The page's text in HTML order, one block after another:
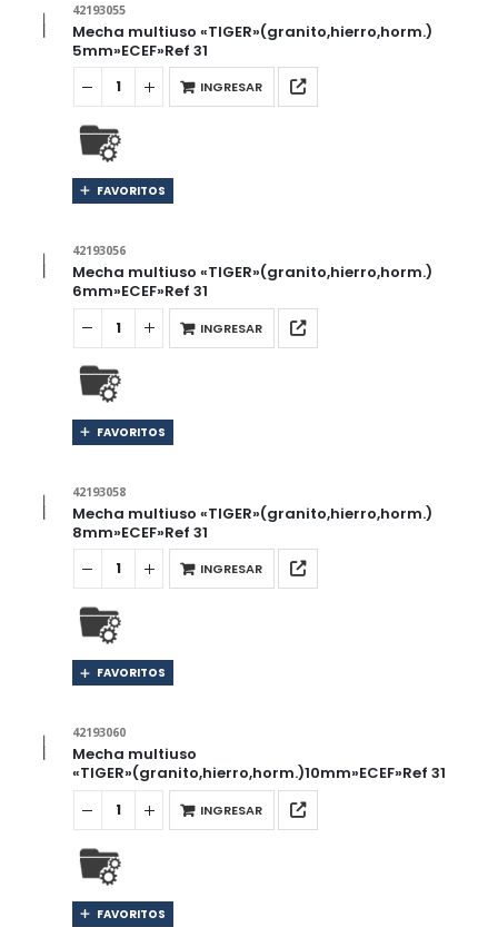
42193055
Mecha multiuso «TIGER»(granito,hierro,horm.)
5mm»ECEF»Ref 31
INGRESAR
FAVORITOS
42193056
Mecha multiuso «TIGER»(granito,hierro,horm.)
6mm»ECEF»Ref 31
INGRESAR
FAVORITOS
42193058
Mecha multiuso «TIGER»(granito,hierro,horm.)
8mm»ECEF»Ref 31
INGRESAR
FAVORITOS
42193060
Mecha multiuso
«TIGER»(granito,hierro,horm.)10mm»ECEF»Ref 31
INGRESAR
FAVORITOS